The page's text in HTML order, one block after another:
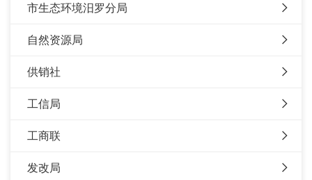
市生态环境汨罗分局
自然资源局
供销社
工信局
工商联
发改局